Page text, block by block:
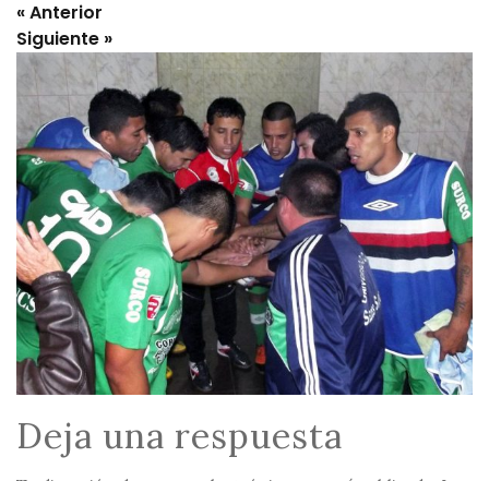
Deja una respuesta